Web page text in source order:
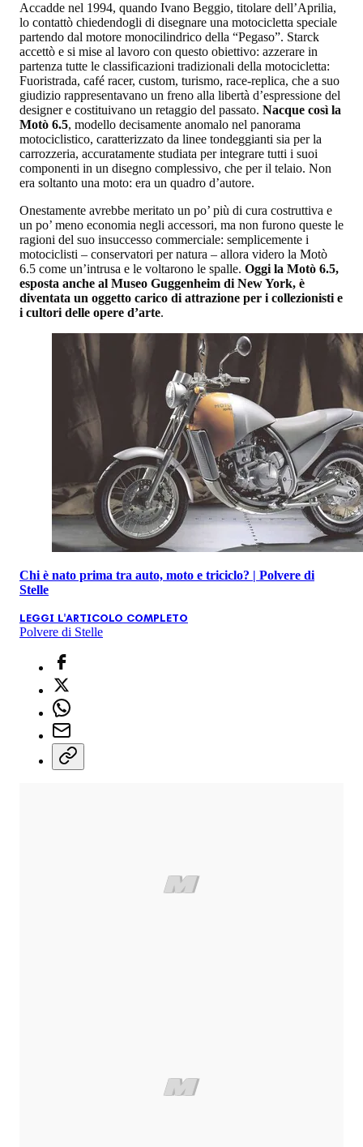
Accadde nel 1994, quando Ivano Beggio, titolare dell’Aprilia,
lo contattò chiedendogli di disegnare una motocicletta speciale
partendo dal motore monocilindrico della “Pegaso”. Starck
accettò e si mise al lavoro con questo obiettivo: azzerare in
partenza tutte le classificazioni tradizionali della motocicletta:
Fuoristrada, café racer, custom, turismo, race-replica, che a suo
giudizio rappresentavano un freno alla libertà d’espressione del
designer e costituivano un retaggio del passato. Nacque così la
Motò 6.5, modello decisamente anomalo nel panorama
motociclistico, caratterizzato da linee tondeggianti sia per la
carrozzeria, accuratamente studiata per integrare tutti i suoi
componenti in un disegno complessivo, che per il telaio. Non
era soltanto una moto: era un quadro d’autore.
Onestamente avrebbe meritato un po’ più di cura costruttiva e
un po’ meno economia negli accessori, ma non furono queste le
ragioni del suo insuccesso commerciale: semplicemente i
motociclisti – conservatori per natura – allora videro la Motò
6.5 come un’intrusa e le voltarono le spalle. Oggi la Motò 6.5,
esposta anche al Museo Guggenheim di New York, è
diventata un oggetto carico di attrazione per i collezionisti e
i cultori delle opere d’arte.
Chi è nato prima tra auto, moto e triciclo? | Polvere di
Stelle
LEGGI L'ARTICOLO COMPLETO
Polvere di Stelle